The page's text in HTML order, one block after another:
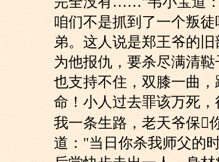
咱们不是抓到了一个叛
弟。这人说是郑王爷的
为他报仇，要杀尽满清
也支持不住，双膝一曲
命！小人过去罪该万死
我一条生路，老天爷保
道："当日你杀我师父的